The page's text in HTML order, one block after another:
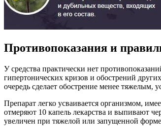
Противопоказания и
У средства практически нет
гипертонических кризов и обострений
очередь сделает обострение менее тяжелым,
Препарат легко усваивается организмом,
отмеряют 10 капель лекарства и выпивают
увеличен при тяжелой или запущенной